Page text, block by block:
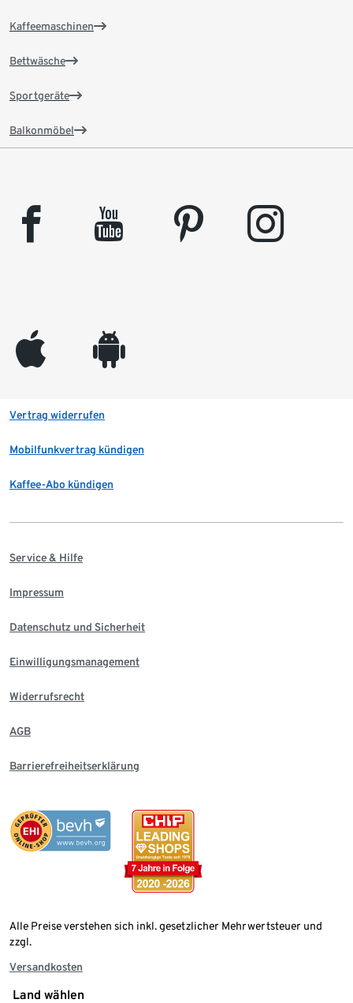
Kaffeemaschinen
Bettwäsche
Sportgeräte
Balkonmöbel
facebook youtube pinterest instagram
appleinc android
Vertrag widerrufen
Mobilfunkvertrag kündigen
Kaffee-Abo kündigen
Service & Hilfe
Impressum
Datenschutz und Sicherheit
Einwilligungsmanagement
Widerrufsrecht
AGB
Barrierefreiheitserklärung
Alle Preise verstehen sich inkl. gesetzlicher Mehrwertsteuer und
zzgl.
Versandkosten
Land wählen